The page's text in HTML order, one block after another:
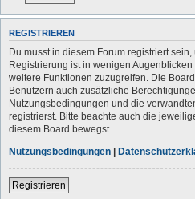
REGISTRIEREN
Du musst in diesem Forum registriert
Registrierung ist in wenigen
weitere Funktionen zuzugreifen. Die
Benutzern auch zusätzliche
Nutzungsbedingungen und die
registrierst. Bitte beachte auch die
diesem Board bewegst.
Nutzungsbedingungen |
Registrieren